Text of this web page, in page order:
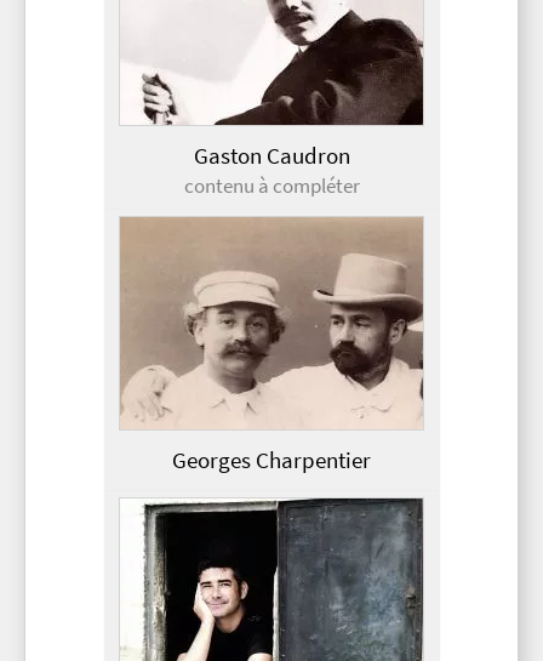
Gaston Caudron
contenu à compléter
Georges Charpentier